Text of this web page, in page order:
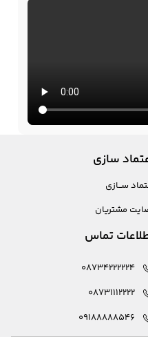
سازی
ســازی
مشتریان
تماس
08734222224
08731112222
09188888546